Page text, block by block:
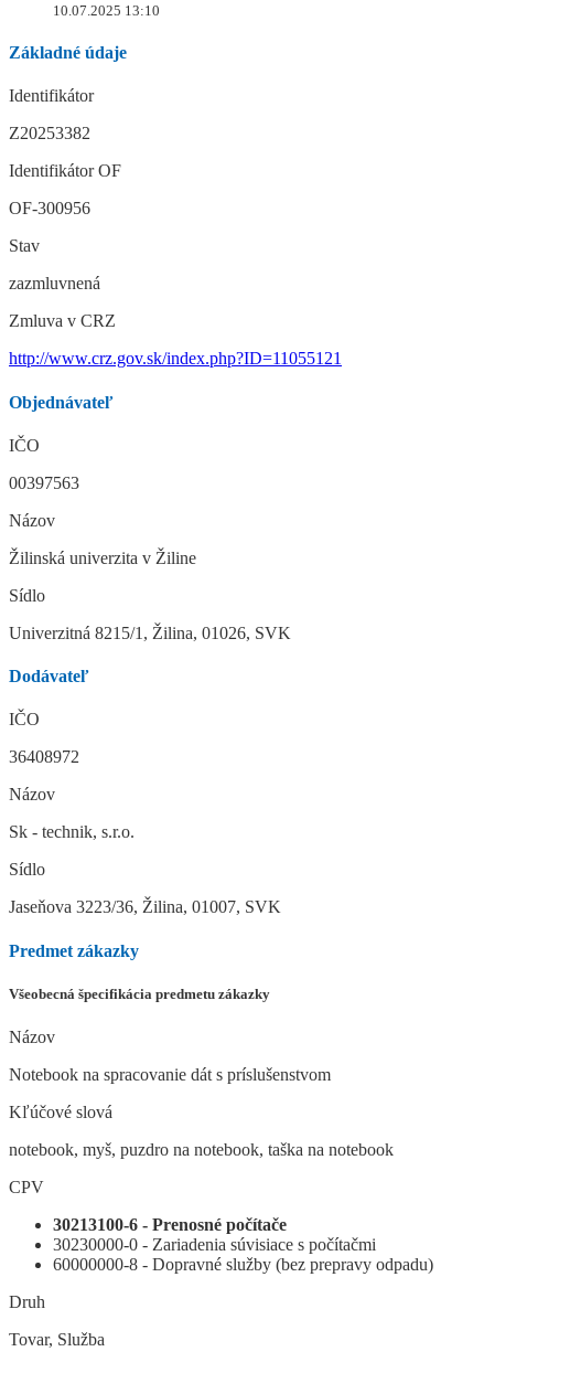
10.07.2025 13:10
Základné údaje
Identifikátor
Z20253382
Identifikátor OF
OF-300956
Stav
zazmluvnená
Zmluva v CRZ
http://www.crz.gov.sk/index.php?ID=11055121
Objednávateľ
IČO
00397563
Názov
Žilinská univerzita v Žiline
Sídlo
Univerzitná 8215/1, Žilina, 01026, SVK
Dodávateľ
IČO
36408972
Názov
Sk - technik, s.r.o.
Sídlo
Jaseňova 3223/36, Žilina, 01007, SVK
Predmet zákazky
Všeobecná špecifikácia predmetu zákazky
Názov
Notebook na spracovanie dát s príslušenstvom
Kľúčové slová
notebook, myš, puzdro na notebook, taška na notebook
CPV
30213100-6 - Prenosné počítače
30230000-0 - Zariadenia súvisiace s počítačmi
60000000-8 - Dopravné služby (bez prepravy odpadu)
Druh
Tovar, Služba